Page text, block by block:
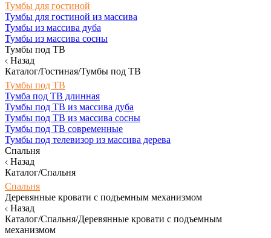
Тумбы для гостиной
Тумбы для гостиной из массива
Тумбы из массива дуба
Тумбы из массива сосны
Тумбы под ТВ
Назад
Каталог/Гостиная/Тумбы под ТВ
Тумбы под ТВ
Тумба под ТВ длинная
Тумбы под ТВ из массива дуба
Тумбы под ТВ из массива сосны
Тумбы под ТВ современные
Тумбы под телевизор из массива дерева
Спальня
Назад
Каталог/Спальня
Спальня
Деревянные кровати с подъемным механизмом
Назад
Каталог/Спальня/Деревянные кровати с подъемным
механизмом